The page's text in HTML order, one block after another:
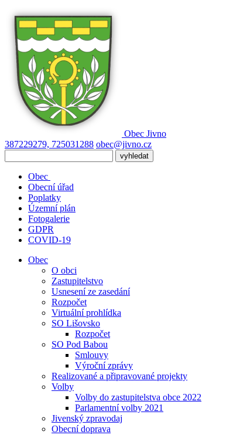
Obec Jivno
387229279, 725031288 obec@jivno.cz
Obec
Obecní úřad
Poplatky
Územní plán
Fotogalerie
GDPR
COVID-19
Obec
O obci
Zastupitelstvo
Usnesení ze zasedání
Rozpočet
Virtuální prohlídka
SO Lišovsko
Rozpočet
SO Pod Babou
Smlouvy
Výroční zprávy
Realizované a připravované projekty
Volby
Volby do zastupitelstva obce 2022
Parlamentní volby 2021
Jivenský zpravodaj
Obecní doprava